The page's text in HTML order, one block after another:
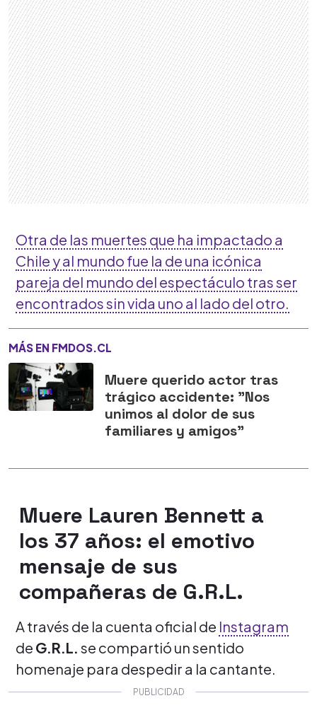
Otra de las muertes que ha impactado a
Chile y al mundo fue la de una icónica
pareja del mundo del espectáculo tras ser
encontrados sin vida uno al lado del otro.
MÁS EN FMDOS.CL
Muere querido actor tras
trágico accidente: "Nos
unimos al dolor de sus
familiares y amigos"
Muere Lauren Bennett a
los 37 años: el emotivo
mensaje de sus
compañeras de G.R.L.
A través de la cuenta oficial de Instagram
de G.R.L. se compartió un sentido
homenaje para despedir a la cantante.